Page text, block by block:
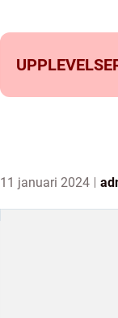
11 januari 2024